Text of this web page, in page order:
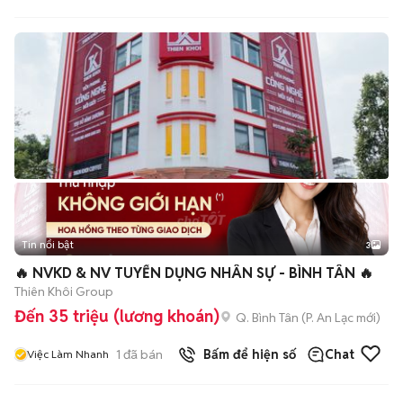
Tin nổi bật 3
🔥 NVKD & NV TUYỂN DỤNG NHÂN SỰ - BÌNH TÂN 🔥
Thiên Khôi Group
Đến 35 triệu (lương khoán) Q. Bình Tân (P. An Lạc mới)
Việc Làm Nhanh 1 đã bán Bấm để hiện số Chat